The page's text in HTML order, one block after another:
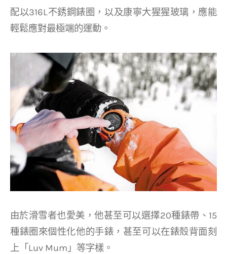
配以316L不銹鋼錶圈，以及康寧大猩猩玻璃，應能
輕鬆應對最極端的運動。
由於滑雪者也愛美，他甚至可以選擇20種錶帶、15
種錶圈來個性化他的手錶，甚至可以在錶殼背面刻
上「Luv Mum」等字樣。